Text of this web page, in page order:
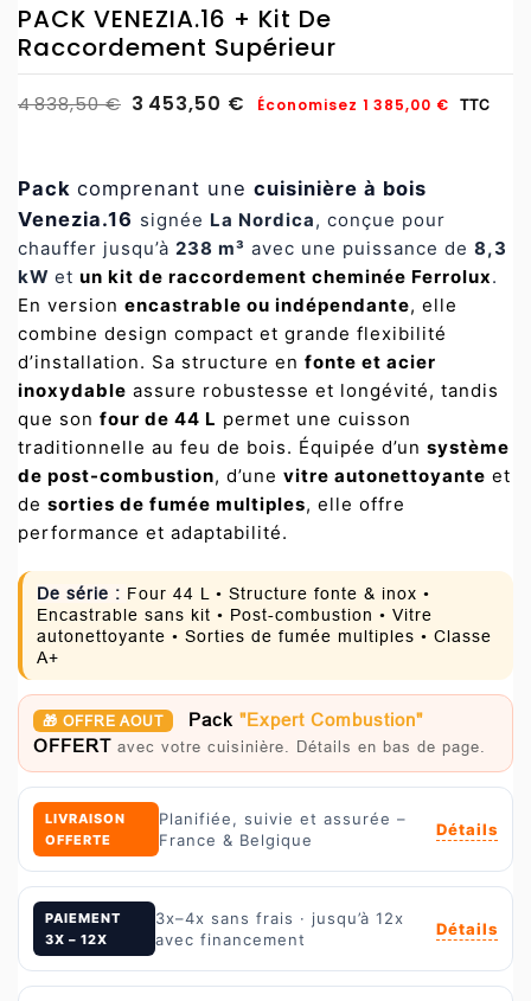
PACK VENEZIA.16 + Kit De
Raccordement Supérieur
4 838,50 € 3 453,50 € Économisez 1 385,00 € TTC
Pack comprenant une cuisinière à bois
Venezia.16 signée La Nordica, conçue pour
chauffer jusqu’à 238 m³ avec une puissance de 8,3
kW et un kit de raccordement cheminée Ferrolux.
En version encastrable ou indépendante, elle
combine design compact et grande flexibilité
d’installation. Sa structure en fonte et acier
inoxydable assure robustesse et longévité, tandis
que son four de 44 L permet une cuisson
traditionnelle au feu de bois. Équipée d’un système
de post-combustion, d’une vitre autonettoyante et
de sorties de fumée multiples, elle offre
performance et adaptabilité.
De série : Four 44 L • Structure fonte & inox •
Encastrable sans kit • Post-combustion • Vitre
autonettoyante • Sorties de fumée multiples • Classe
A+
🎁 OFFRE AOUT Pack "Expert Combustion"
OFFERT avec votre cuisinière. Détails en bas de page.
LIVRAISON
OFFERTE
Planifiée, suivie et assurée –
France & Belgique
Détails
PAIEMENT
3X – 12X
3x–4x sans frais · jusqu’à 12x
avec financement
Détails